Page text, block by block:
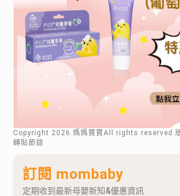
Copyright 2026 .媽媽寶寶All rights reserved.
轉貼節錄
訂閱 mombaby
定期收到最新母嬰新知&優惠資訊